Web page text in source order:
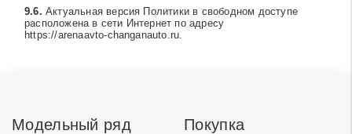
Актуальная версия Политики в свободном доступе
расположена в сети Интернет по адресу
https://arenaavto-changanauto.ru.
Модельный ряд Покупка